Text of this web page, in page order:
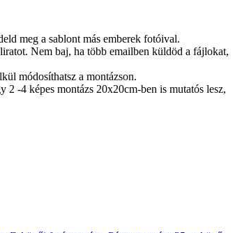
meg a sablont más emberek fotóival.
Nem baj, ha több emailben küldöd a fájlokat,
módosíthatsz a montázson.
2 -4 képes montázs 20x20cm-ben is mutatós lesz,